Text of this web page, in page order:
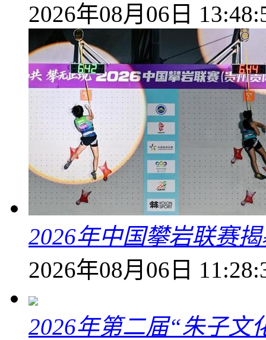
2026年08月06日
2026年中国攀岩联赛
2026年08月06日
2026年第二届“朱子文